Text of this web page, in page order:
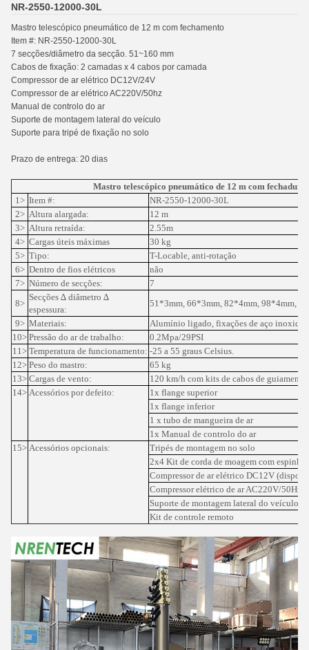
NR-2550-12000-30L
Mastro telescópico pneumático de 12 m com fechamento
Item #: NR-2550-12000-30L
7 secções/diâmetro da secção. 51~160 mm
Cabos de fixação: 2 camadas x 4 cabos por camada
Compressor de ar elétrico DC12V/24V
Compressor de ar elétrico AC220V/50hz
Manual de controlo do ar
Suporte de montagem lateral do veículo
Suporte para tripé de fixação no solo
Prazo de entrega: 20 dias
Mastro telescópico pneumático de 12 m com fechadura
1> Item #:
NR-2550-12000-30L
2> Altura alargada:
12 m
3> Altura retraída:
2.55m
4> Cargas úteis máximas
30 kg
5> Tipo:
T-Locable, anti-rotação
6> Dentro de fios elétricos
não
7> Número de secções:
7
8>
Secções ∆ diâmetro ∆
espessura:
51*3mm, 66*3mm, 82*4mm, 98*4mm,
9> Materiais:
Alumínio ligado, fixações de aço
10> Pressão do ar de trabalho:
0.2Mpa/29PSI
11> Temperatura de funcionamento: -25 a 55 graus Celsius.
12> Peso do mastro:
65 kg
13> Cargas de vento:
120 km/h com kits de cabos de guiamento
14> Acessórios por defeito:
1x flange superior
1x flange inferior
1 x tubo de mangueira de ar
1x Manual de controlo do ar
15> Acessórios opcionais:
Tripés de montagem no solo
2x4 Kit de corda de moagem com
Compressor de ar elétrico DC12V
Compressor elétrico de ar AC220V/50Hz
Suporte de montagem lateral do veículo
Kit de controle remoto